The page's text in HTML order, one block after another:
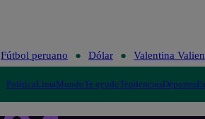
Me Caigo
Fútbol peruano Dólar Valentina
PolíticaLimaMundoTe ayudoTendenciasDeportes